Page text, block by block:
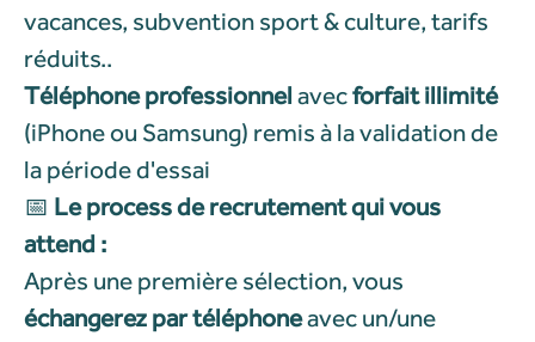
vacances, subvention sport & culture, tarifs
réduits..
Téléphone professionnel avecforfait illimité
(iPhone ou Samsung) remis à la validation de
la période d'essai
📅 Le process de recrutement qui vous
attend :
Après une première sélection, vous
échangerez par téléphoneavec un/une